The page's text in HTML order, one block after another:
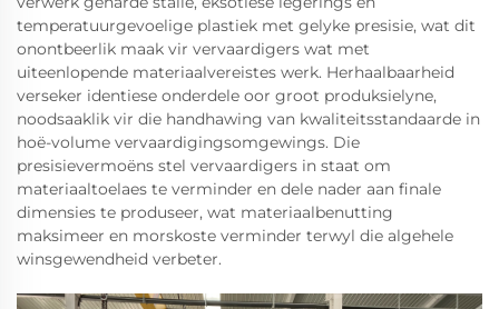
temperatuurgevoelige plastiek met gelyke presisie, wat dit
onontbeerlik maak vir vervaardigers wat met
uiteenlopende materiaalvereistes werk. Herhaalbaarheid
verseker identiese onderdele oor groot produksielyne,
noodsaaklik vir die handhawing van kwaliteitsstandaarde in
hoë-volume vervaardigingsomgewings. Die
presisievermoëns stel vervaardigers in staat om
materiaaltoelaes te verminder en dele nader aan finale
dimensies te produseer, wat materiaalbenutting
maksimeer en morskoste verminder terwyl die algehele
winsgewendheid verbeter.